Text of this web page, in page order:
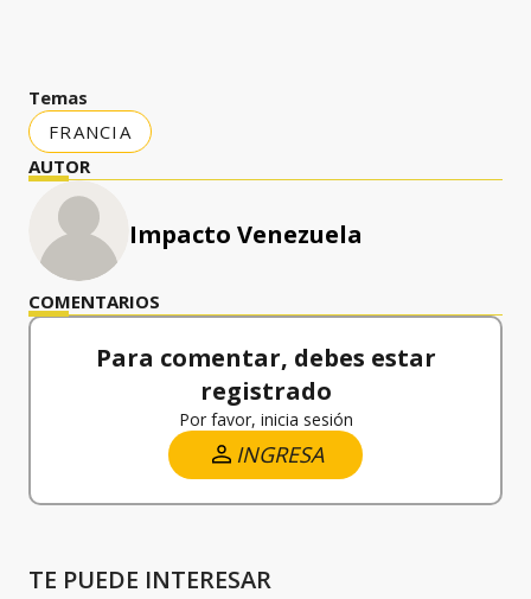
Temas
FRANCIA
AUTOR
Impacto Venezuela
COMENTARIOS
Para comentar, debes estar
registrado
Por favor, inicia sesión
INGRESA
TE PUEDE INTERESAR